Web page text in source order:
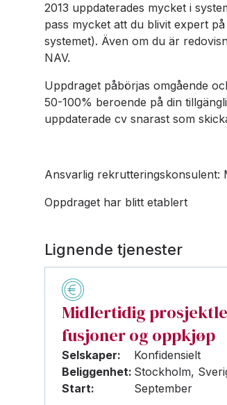
2013 uppdaterades mycket i
pass mycket att du blivit expert
systemet). Även om du är
NAV.
Uppdraget påbörjas omgående
50-100% beroende på din
uppdaterade cv snarast som
Ansvarlig rekrutteringskonsulent:
Oppdraget har blitt etablert
Lignende tjenester
Midlertidig
fusjoner og oppkjøp
Selskaper:
Konfidensielt
Beliggenhet: Stockholm,
Start:
September